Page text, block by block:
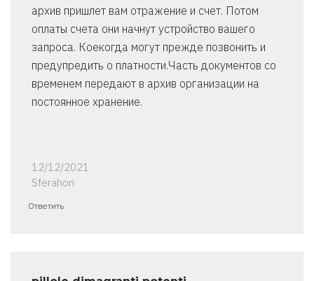
архив пришлет вам отражение и счет. Потом
оплаты счета они начнут устройство вашего
запроса. Коекогда могут прежде позвонить и
предупредить о платности.Часть документов со
временем передают в архив организации на
постоянное хранение.
12/12/2021
Sferahon
Ответить